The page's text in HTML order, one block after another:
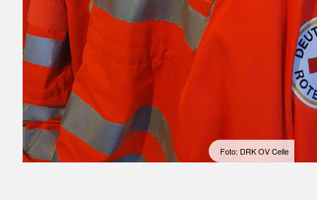
Foto: DRK OV Celle